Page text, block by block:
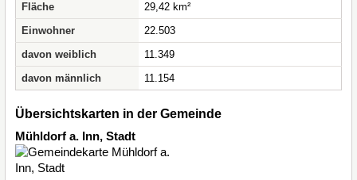
Fläche
29,42 km²
Einwohner
22.503
davon weiblich
11.349
davon männlich
11.154
Übersichtskarten in der Gemeinde
Mühldorf a. Inn, Stadt